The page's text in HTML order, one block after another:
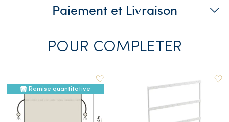
Paiement et Livraison
POUR COMPLETER
Remise quantitative